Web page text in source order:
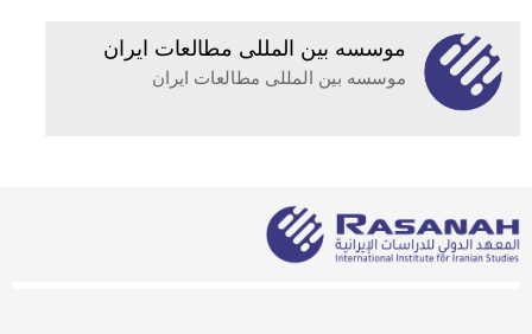
موسسه بين المللى مطالعات ايران
موسسه بين المللى مطالعات ايران